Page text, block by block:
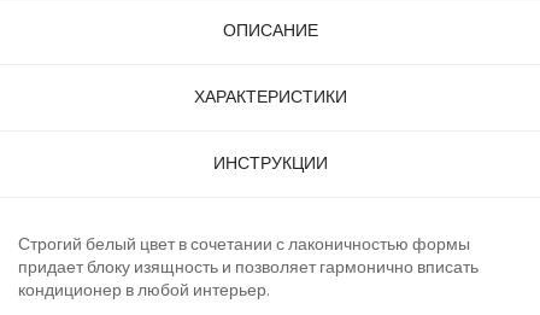
ОПИСАНИЕ
ХАРАКТЕРИСТИКИ
ИНСТРУКЦИИ
Строгий белый цвет в сочетании с лаконичностью формы
придает блоку изящность и позволяет гармонично вписать
кондиционер в любой интерьер.